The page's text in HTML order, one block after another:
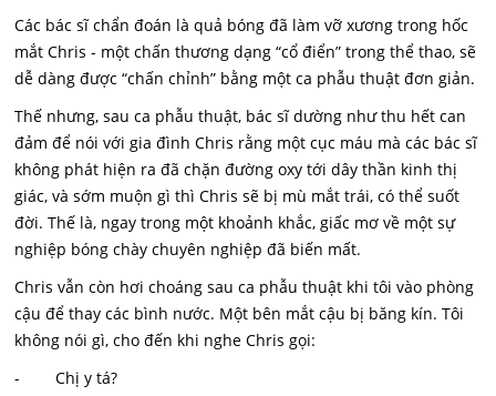
Các bác sĩ chẩn đoán là quả bóng đã làm vỡ xương trong hốc
mắt Chris - một chấn thương dạng “cổ điển” trong thể thao, sẽ
dễ dàng được “chấn chỉnh” bằng một ca phẫu thuật đơn giản.
Thế nhưng, sau ca phẫu thuật, bác sĩ dường như thu hết can
đảm để nói với gia đình Chris rằng một cục máu mà các bác sĩ
không phát hiện ra đã chặn đường oxy tới dây thần kinh thị
giác, và sớm muộn gì thì Chris sẽ bị mù mắt trái, có thể suốt
đời. Thế là, ngay trong một khoảnh khắc, giấc mơ về một sự
nghiệp bóng chày chuyên nghiệp đã biến mất.
Chris vẫn còn hơi choáng sau ca phẫu thuật khi tôi vào phòng
cậu để thay các bình nước. Một bên mắt cậu bị băng kín. Tôi
không nói gì, cho đến khi nghe Chris gọi:
- Chị y tá?